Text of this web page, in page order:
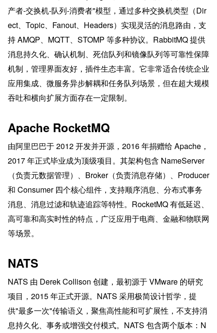
产者-交换机-队列-消费者"模型，通过多种交换机类型（Dir
ect、Topic、Fanout、Headers）实现灵活的消息路由，支
持 AMQP、MQTT、STOMP 等多种协议。RabbitMQ 提供
消息持久化、确认机制、死信队列和镜像队列等可靠性保障
机制，管理界面友好，插件生态丰富。它非常适合传统企业
应用集成、微服务异步解耦和任务队列场景，但在超大规模
吞吐和横向扩展方面存在一定限制。
Apache RocketMQ
由阿里巴巴于 2012 开发并开源，2016 年捐赠给 Apache，
2017 年正式毕业成为顶级项目。其架构包含 NameServer
（负责元数据管理）、Broker（负责消息存储）、Producer
和 Consumer 四个核心组件，支持顺序消息、分布式事务
消息、消息过滤和轨迹追踪等特性。RocketMQ 有低延迟、
高可靠和高实时性的特点，广泛应用于电商、金融和物联网
等场景。
NATS
NATS 由 Derek Collison 创建，最初源于 VMware 的研究
项目，2015 年正式开源。NATS 采用极简设计哲学，提
供"最多一次"传输语义，聚焦高性能和可扩展性，不支持消
息持久化、事务或增强交付模式。NATS 包含两个版本：N